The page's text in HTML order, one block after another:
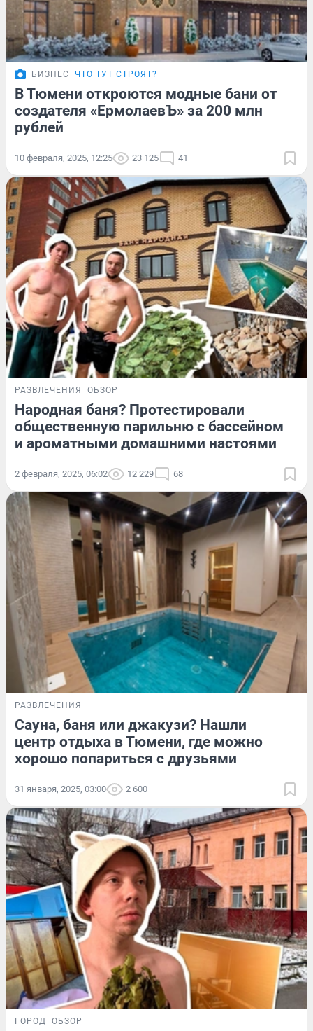
БИЗНЕС ЧТО ТУТ СТРОЯТ?
В Тюмени откроются модные бани от
создателя «ЕрмолаевЪ» за 200 млн
рублей
10 февраля, 2025, 12:25 23 125 41
РАЗВЛЕЧЕНИЯ ОБЗОР
Народная баня? Протестировали
общественную парильню с бассейном
и ароматными домашними настоями
2 февраля, 2025, 06:02 12 229 68
РАЗВЛЕЧЕНИЯ
Сауна, баня или джакузи? Нашли
центр отдыха в Тюмени, где можно
хорошо попариться с друзьями
31 января, 2025, 03:00 2 600
ГОРОД ОБЗОР